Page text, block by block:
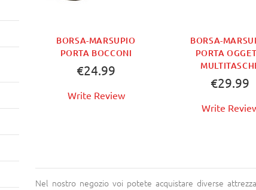
BORSA-MARSUPIO
PORTA BOCCONI
€24.99
Write Review
BORSA-
PORTA
€29.99
Write
Nel nostro negozio voi potete acquistare diverse